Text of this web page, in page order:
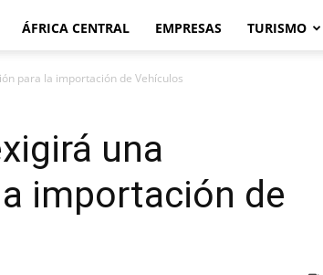
ÁFRICA CENTRAL EMPRESAS TURISMO
para la importación de Vehículos
una
importación de